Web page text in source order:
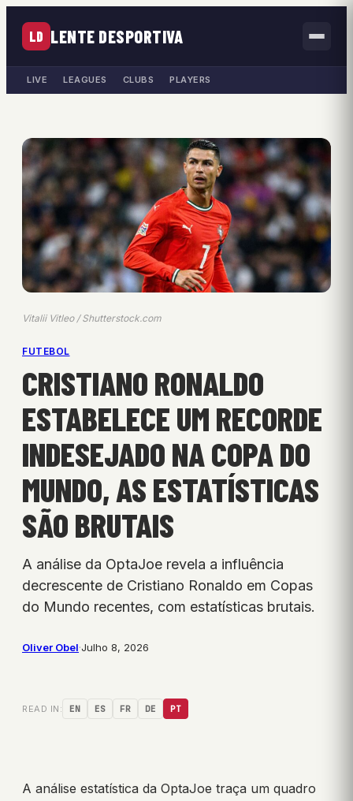
LD LENTE DESPORTIVA
LIVE LEAGUES CLUBS PLAYERS
Vitalii Vitleo / Shutterstock.com
FUTEBOL
CRISTIANO RONALDO
ESTABELECE UM RECORDE
INDESEJADO NA COPA DO
MUNDO, AS ESTATÍSTICAS
SÃO BRUTAIS
A análise da OptaJoe revela a influência
decrescente de Cristiano Ronaldo em Copas
do Mundo recentes, com estatísticas brutais.
Oliver Obel·Julho 8, 2026
READ IN: EN ES FR DE PT
A análise estatística da OptaJoe traça um quadro